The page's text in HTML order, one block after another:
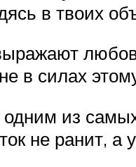
в твоих
в силах
из
не ранит,